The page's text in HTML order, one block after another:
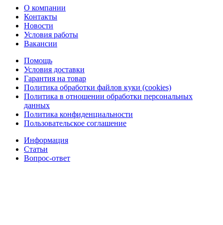
О компании
Контакты
Новости
Условия работы
Вакансии
Помощь
Условия доставки
Гарантия на товар
Политика обработки файлов куки (cookies)
Политика в отношении обработки персональных
данных
Политика конфиденциальности
Пользовательское соглашение
Информация
Статьи
Вопрос-ответ